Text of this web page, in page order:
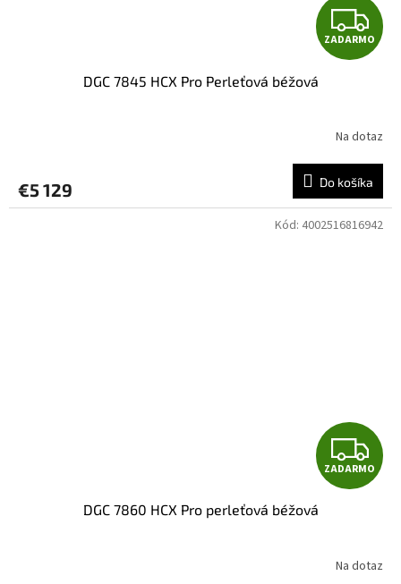
Z
A
A
R
M
ZADARMO
DGC 7845 HCX Pro Perleťová béžová
Na dotaz
€5 129 Do košíka
Z
A
A
ZADARMO
DGC 7860 HCX Pro perleťová béžová
Na dotaz
Kód: 4002516816942